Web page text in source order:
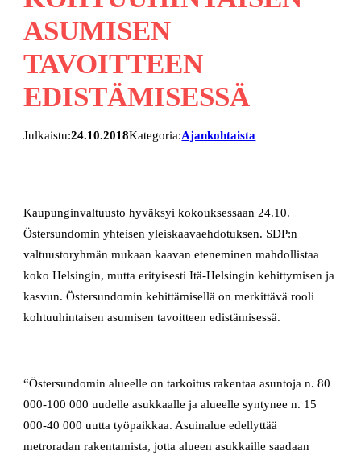
ASUMISEN
TAVOITTEEN
EDISTÄMISESSÄ
Julkaistu:24.10.2018Kategoria:Ajankohtaista
Kaupunginvaltuusto hyväksyi kokouksessaan 24.10.
Östersundomin yhteisen yleiskaavaehdotuksen. SDP:n
valtuustoryhmän mukaan kaavan eteneminen mahdollistaa
koko Helsingin, mutta erityisesti Itä-Helsingin kehittymisen ja
kasvun. Östersundomin kehittämisellä on merkittävä rooli
kohtuuhintaisen asumisen tavoitteen edistämisessä.
“Östersundomin alueelle on tarkoitus rakentaa asuntoja n. 80
000-100 000 uudelle asukkaalle ja alueelle syntynee n. 15
000-40 000 uutta työpaikkaa. Asuinalue edellyttää
metroradan rakentamista, jotta alueen asukkaille saadaan